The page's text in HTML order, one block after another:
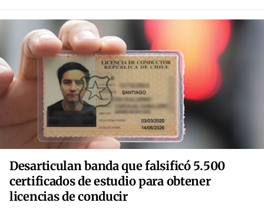
Desarticulan banda que falsificó 5.500
certificados de estudio para obtener
licencias de conducir